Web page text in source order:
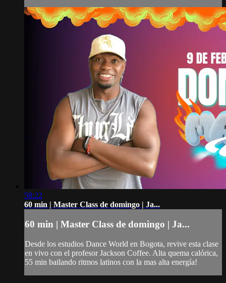
58:22
60 min | Master Class de domingo | Ja...
60 min | Master Class de domingo | Ja...
Desde los estudios Dance World en Bogota, revive esta clase
en vivo con el profesor Jackson Coffee. Alta quema calórica,
55 min bailando ritmos latinos con la mas alta energía!